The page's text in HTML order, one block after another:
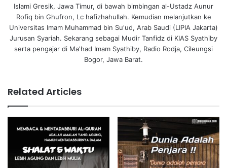
Islami Gresik, Jawa Timur, di bawah bimbingan al-Ustadz Aunur
Rofiq bin Ghufron, Lc hafizhahullah. Kemudian melanjutkan ke
Universitas Imam Muhammad bin Su'ud, Arab Saudi (LIPIA Jakarta)
Jurusan Syariah. Sekarang sebagai Mudir Tanfidz di KIAS Syathiby
serta pengajar di Ma'had Imam Syathiby, Radio Rodja, Cileungsi
Bogor, Jawa Barat.
Related Articles